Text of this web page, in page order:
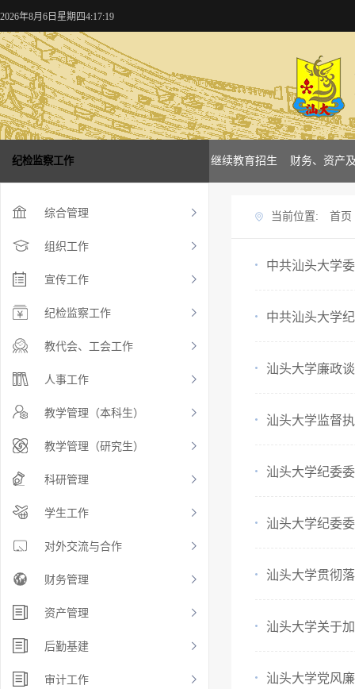
2026年8月6日星期四4:17:19
况 学校新闻 继续教育招生 财务、资产
纪检监察工作
综合管理
组织工作
宣传工作
纪检监察工作
教代会、工会工作
人事工作
教学管理（本科生）
教学管理（研究生）
科研管理
学生工作
对外交流与合作
财务管理
资产管理
后勤基建
审计工作
当前位置: 首页
中共汕头大学
中共汕头大学
汕头大学廉政
汕头大学监督
汕头大学纪委
汕头大学纪委
汕头大学贯彻
汕头大学关于
汕头大学党风